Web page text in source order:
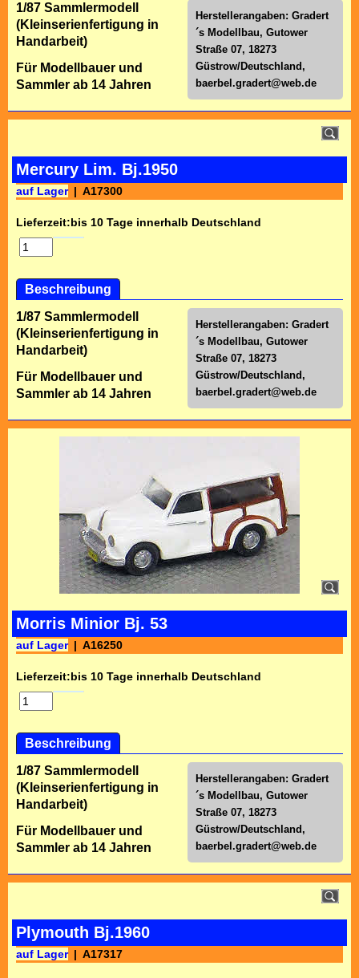
Herstellerangaben: Gradert
´s Modellbau, Gutower
Straße 07, 18273
Güstrow/Deutschland,
baerbel.gradert@web.de
1/87 Sammlermodell
(Kleinserienfertigung in
Handarbeit)
Für Modellbauer und
Sammler ab 14 Jahren
Mercury Lim. Bj.1950
auf Lager A17300
Lieferzeit:bis 10 Tage innerhalb Deutschland
Beschreibung
Herstellerangaben: Gradert
´s Modellbau, Gutower
Straße 07, 18273
Güstrow/Deutschland,
baerbel.gradert@web.de
1/87 Sammlermodell
(Kleinserienfertigung in
Handarbeit)
Für Modellbauer und
Sammler ab 14 Jahren
Morris Minior Bj. 53
auf Lager A16250
Lieferzeit:bis 10 Tage innerhalb Deutschland
Beschreibung
Herstellerangaben: Gradert
´s Modellbau, Gutower
Straße 07, 18273
Güstrow/Deutschland,
baerbel.gradert@web.de
1/87 Sammlermodell
(Kleinserienfertigung in
Handarbeit)
Für Modellbauer und
Sammler ab 14 Jahren
Plymouth Bj.1960
auf Lager A17317